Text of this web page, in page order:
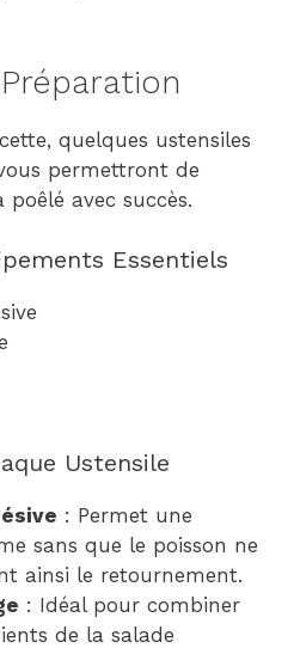
quelques ustensiles
permettront de
avec succès.
Essentiels
Ustensile
: Permet une
sans que le poisson ne
ainsi le retournement.
: Idéal pour combiner
de la salade